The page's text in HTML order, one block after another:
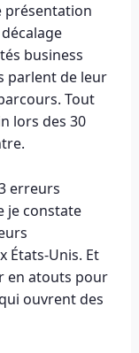
présentation
business
parlent de leur
Tout
lors des 30
erreurs
je constate
États-Unis. Et
en atouts pour
ouvrent des